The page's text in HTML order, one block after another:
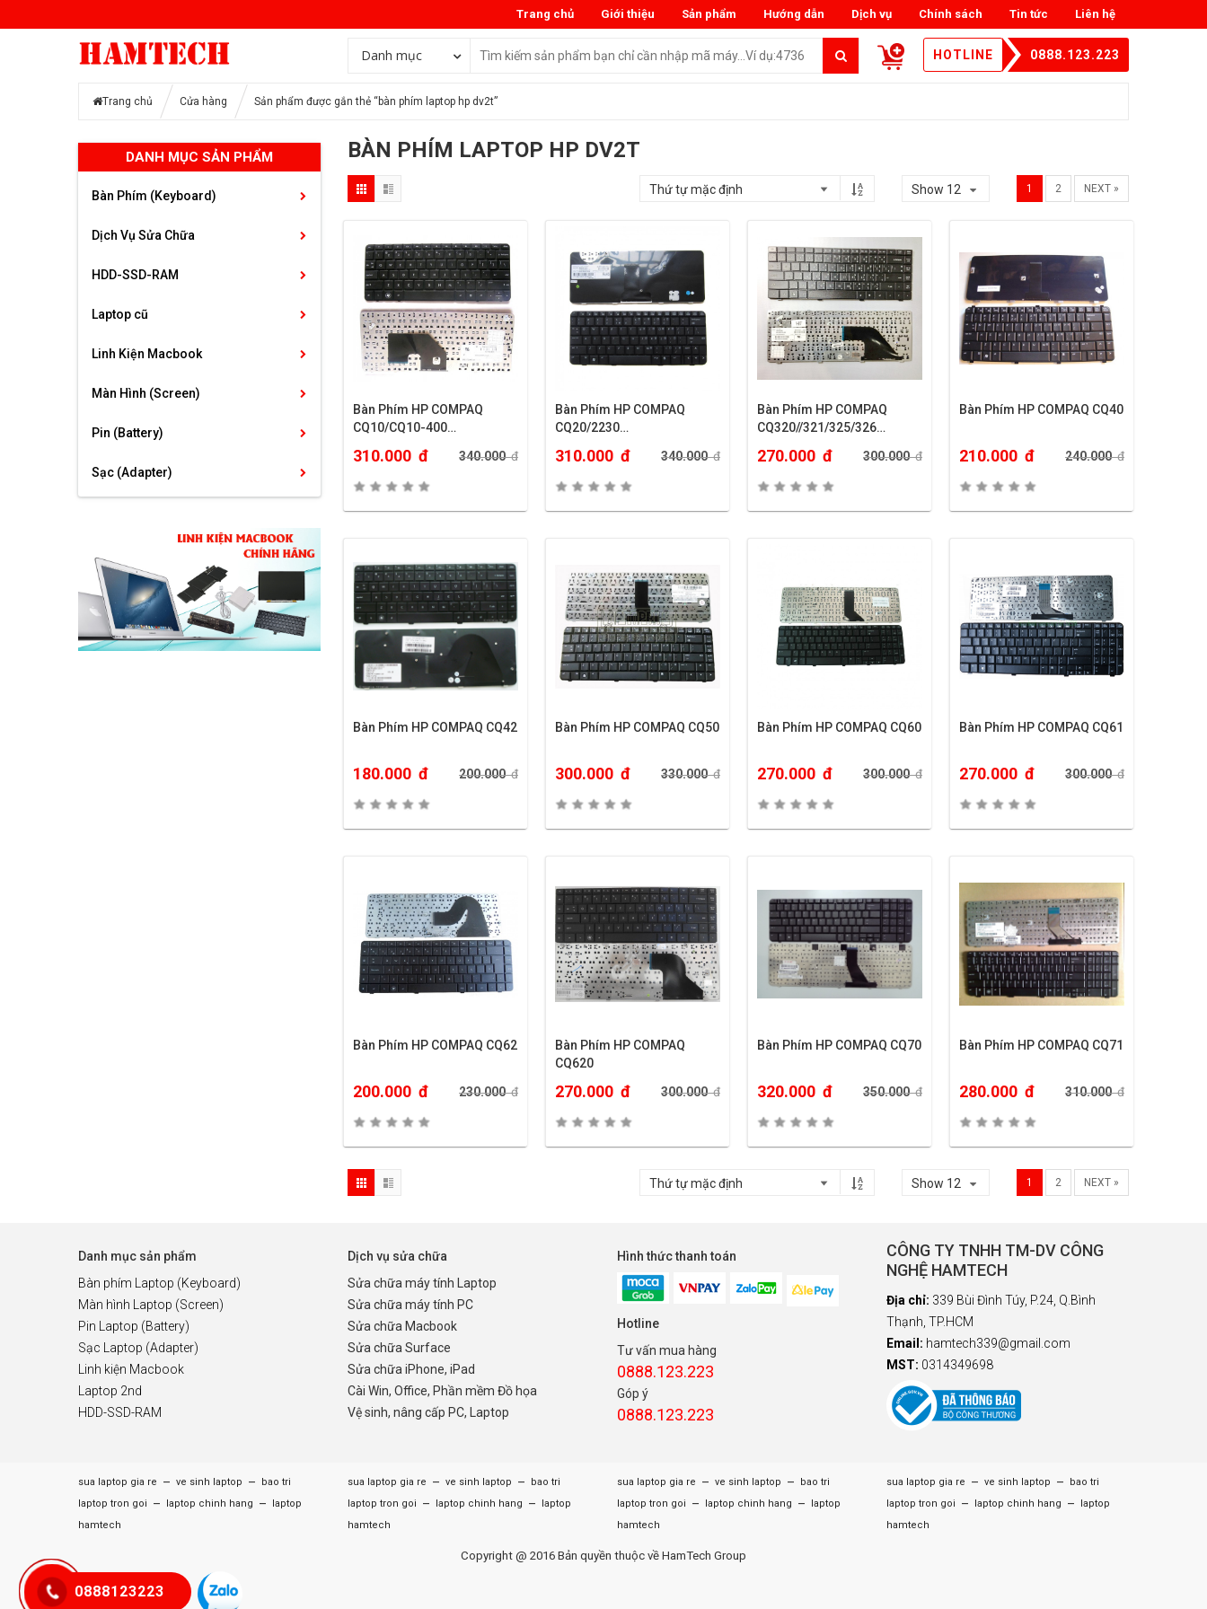
Liên hệ
Tin tức
Chính sách
Dịch vụ
Hướng dẫn
Sản phẩm
Giới thiệu
Trang chủ
Danh mục HOTLINE 0888.123.223
Trang chủ Cửa hàng Sản phẩm được gắn thẻ “bàn phím laptop hp dv2t”
DANH MỤC SẢN PHẨM
Bàn Phím (Keyboard)
Dịch Vụ Sửa Chữa
HDD-SSD-RAM
Laptop cũ
Linh Kiện Macbook
Màn Hình (Screen)
Pin (Battery)
Sạc (Adapter)
BÀN PHÍM LAPTOP HP DV2T
1 2 NEXT »
Show 12
Bàn Phím HP COMPAQ
CQ10/CQ10-400…
310.000 đ 340.000đ
Bàn Phím HP COMPAQ
CQ20/2230…
310.000 đ 340.000đ
Bàn Phím HP COMPAQ
CQ320//321/325/326…
270.000 đ 300.000đ
Bàn Phím HP COMPAQ CQ40
210.000 đ 240.000đ
Bàn Phím HP COMPAQ CQ42
180.000 đ 200.000đ
Bàn Phím HP COMPAQ CQ50
300.000 đ 330.000đ
Bàn Phím HP COMPAQ CQ60
270.000 đ 300.000đ
Bàn Phím HP COMPAQ CQ61
270.000 đ 300.000đ
Bàn Phím HP COMPAQ CQ62
200.000 đ 230.000đ
Bàn Phím HP COMPAQ
CQ620
270.000 đ 300.000đ
Bàn Phím HP COMPAQ CQ70
320.000 đ 350.000đ
Bàn Phím HP COMPAQ CQ71
280.000 đ 310.000đ
1 2 NEXT »
Show 12
Danh mục sản phẩm
Bàn phím Laptop (Keyboard)
Màn hình Laptop (Screen)
Pin Laptop (Battery)
Sạc Laptop (Adapter)
Linh kiện Macbook
Laptop 2nd
HDD-SSD-RAM
Dịch vụ sửa chữa
Sửa chữa máy tính Laptop
Sửa chữa máy tính PC
Sửa chữa Macbook
Sửa chữa Surface
Sửa chữa iPhone, iPad
Cài Win, Office, Phần mềm Đồ họa
Vệ sinh, nâng cấp PC, Laptop
Hình thức thanh toán
Hotline
Tư vấn mua hàng
0888.123.223
Góp ý
0888.123.223
CÔNG TY TNHH TM-DV CÔNG
NGHỆ HAMTECH
Địa chỉ: 339 Bùi Đình Túy, P.24, Q.Bình
Thạnh, TP.HCM
Email: hamtech339@gmail.com
MST: 0314349698
sua laptop gia re – ve sinh laptop –
bao tri
laptop tron goi
– laptop chinh hang –
laptop
hamtech
sua laptop gia re – ve sinh laptop –
bao tri
laptop tron goi
– laptop chinh hang –
laptop
hamtech
sua laptop gia re – ve sinh laptop –
bao tri
laptop tron goi
– laptop chinh hang –
laptop
hamtech
sua laptop gia re – ve sinh laptop –
bao tri
laptop tron goi
– laptop chinh hang –
laptop
hamtech
Copyright @ 2016 Bản quyền thuộc về HamTech Group
0888123223